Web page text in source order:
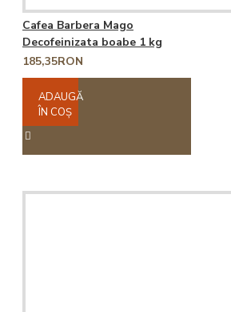
Cafea Barbera Mago
Decofeinizata boabe 1 kg
185,35RON
ADAUGĂ
ÎN COŞ